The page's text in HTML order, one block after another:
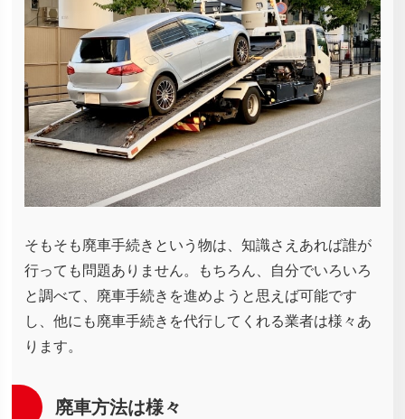
そもそも廃車手続きという物は、知識さえあれば誰が
行っても問題ありません。もちろん、自分でいろいろ
と調べて、廃車手続きを進めようと思えば可能です
し、他にも廃車手続きを代行してくれる業者は様々あ
ります。
廃車方法は様々